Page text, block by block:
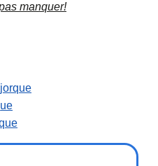
manquer!